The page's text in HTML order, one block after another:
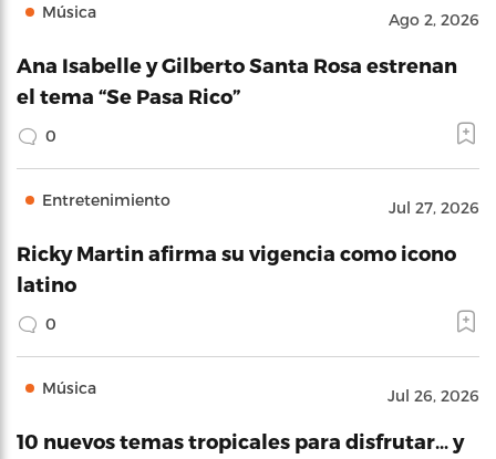
Música Ago 2, 2026
Ana Isabelle y Gilberto Santa Rosa estrenan
el tema “Se Pasa Rico”
0
Entretenimiento Jul 27, 2026
Ricky Martin afirma su vigencia como icono
latino
0
Música Jul 26, 2026
10 nuevos temas tropicales para disfrutar… y